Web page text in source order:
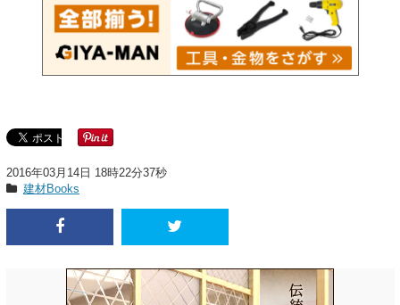
2016年03月14日 18時22分37秒
建材Books